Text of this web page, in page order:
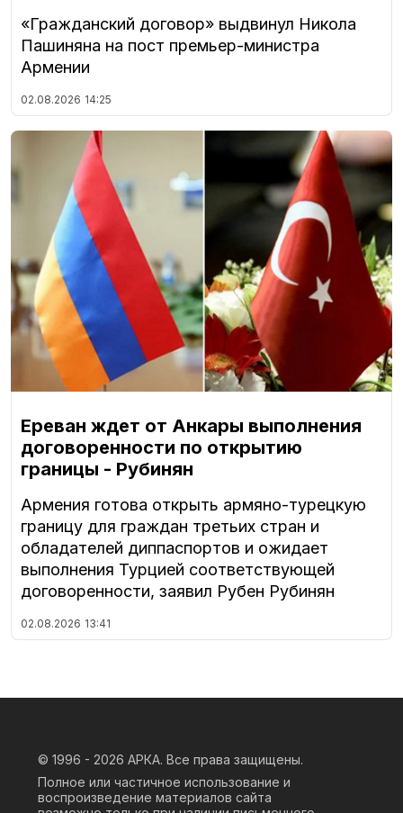
«Гражданский договор» выдвинул Никола
Пашиняна на пост премьер-министра
Армении
02.08.2026 14:25
Ереван ждет от Анкары выполнения
договоренности по открытию
границы - Рубинян
Армения готова открыть армяно-турецкую
границу для граждан третьих стран и
обладателей диппаспортов и ожидает
выполнения Турцией соответствующей
договоренности, заявил Рубен Рубинян
02.08.2026 13:41
© 1996 - 2026 АРКА. Все права защищены.
Полное или частичное использование и
воспроизведение материалов сайта